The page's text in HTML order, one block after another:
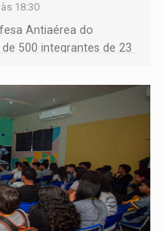
18:30
Antiaérea do
500 integrantes de 23